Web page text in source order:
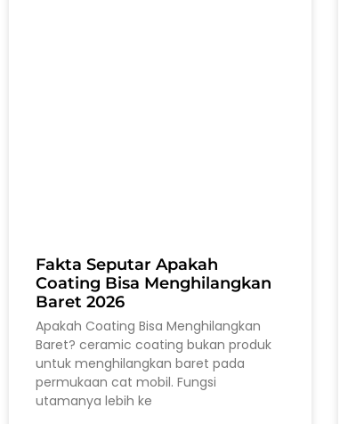
Fakta Seputar Apakah
Coating Bisa Menghilangkan
Baret 2026
Apakah Coating Bisa Menghilangkan
Baret? ceramic coating bukan produk
untuk menghilangkan baret pada
permukaan cat mobil. Fungsi
utamanya lebih ke